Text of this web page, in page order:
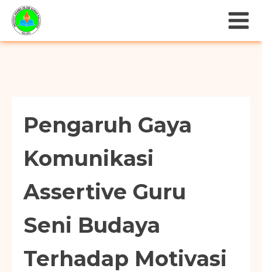
Pengaruh Gaya
Komunikasi
Assertive Guru
Seni Budaya
Terhadap Motivasi